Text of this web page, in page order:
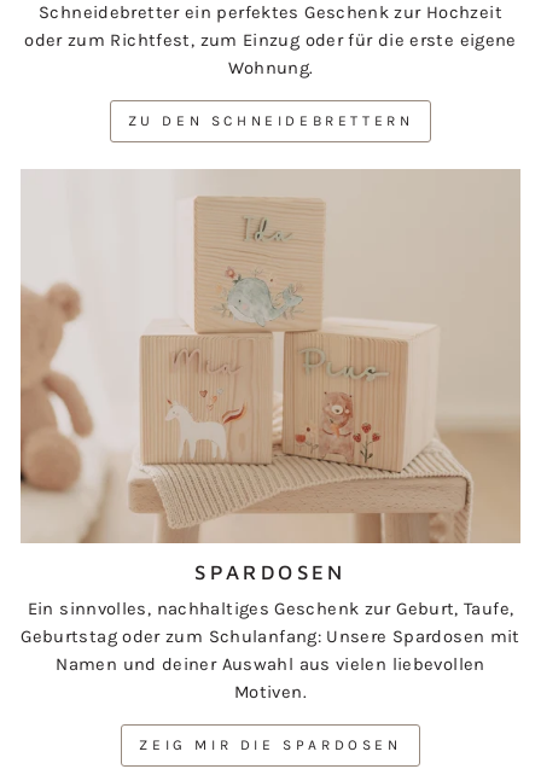
Schneidebretter ein perfektes Geschenk zur Hochzeit
oder zum Richtfest, zum Einzug oder für die erste eigene
Wohnung.
ZU DEN SCHNEIDEBRETTERN
SPARDOSEN
Ein sinnvolles, nachhaltiges Geschenk zur Geburt, Taufe,
Geburtstag oder zum Schulanfang: Unsere Spardosen mit
Namen und deiner Auswahl aus vielen liebevollen
Motiven.
ZEIG MIR DIE SPARDOSEN